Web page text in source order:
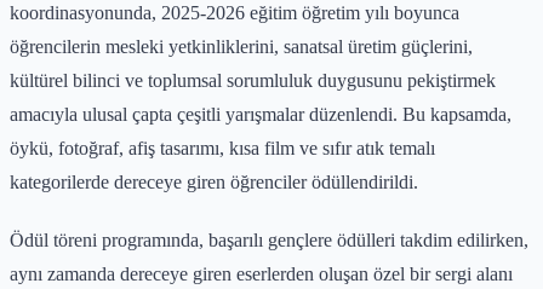
koordinasyonunda, 2025-2026 eğitim öğretim yılı boyunca
öğrencilerin mesleki yetkinliklerini, sanatsal üretim güçlerini,
kültürel bilinci ve toplumsal sorumluluk duygusunu pekiştirmek
amacıyla ulusal çapta çeşitli yarışmalar düzenlendi. Bu kapsamda,
öykü, fotoğraf, afiş tasarımı, kısa film ve sıfır atık temalı
kategorilerde dereceye giren öğrenciler ödüllendirildi.
Ödül töreni programında, başarılı gençlere ödülleri takdim edilirken,
aynı zamanda dereceye giren eserlerden oluşan özel bir sergi alanı